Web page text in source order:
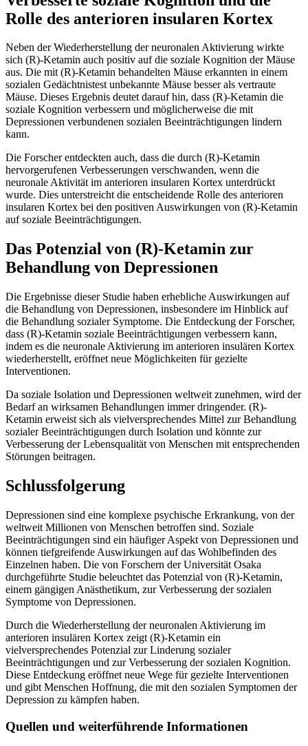
Rolle des anterioren insularen Kortex
Neben der Wiederherstellung der neuronalen Aktivierung wirkte
sich (R)-Ketamin auch positiv auf die soziale Kognition der Mäuse
aus. Die mit (R)-Ketamin behandelten Mäuse erkannten in einem
sozialen Gedächtnistest unbekannte Mäuse besser als vertraute
Mäuse. Dieses Ergebnis deutet darauf hin, dass (R)-Ketamin die
soziale Kognition verbessern und möglicherweise die mit
Depressionen verbundenen sozialen Beeinträchtigungen lindern
kann.
Die Forscher entdeckten auch, dass die durch (R)-Ketamin
hervorgerufenen Verbesserungen verschwanden, wenn die
neuronale Aktivität im anterioren insularen Kortex unterdrückt
wurde. Dies unterstreicht die entscheidende Rolle des anterioren
insularen Kortex bei den positiven Auswirkungen von (R)-Ketamin
auf soziale Beeinträchtigungen.
Das Potenzial von (R)-Ketamin zur
Behandlung von Depressionen
Die Ergebnisse dieser Studie haben erhebliche Auswirkungen auf
die Behandlung von Depressionen, insbesondere im Hinblick auf
die Behandlung sozialer Symptome. Die Entdeckung der Forscher,
dass (R)-Ketamin soziale Beeinträchtigungen verbessern kann,
indem es die neuronale Aktivierung im anterioren insulären Kortex
wiederherstellt, eröffnet neue Möglichkeiten für gezielte
Interventionen.
Da soziale Isolation und Depressionen weltweit zunehmen, wird der
Bedarf an wirksamen Behandlungen immer dringender. (R)-
Ketamin erweist sich als vielversprechendes Mittel zur Behandlung
sozialer Beeinträchtigungen durch Isolation und könnte zur
Verbesserung der Lebensqualität von Menschen mit entsprechenden
Störungen beitragen.
Schlussfolgerung
Depressionen sind eine komplexe psychische Erkrankung, von der
weltweit Millionen von Menschen betroffen sind. Soziale
Beeinträchtigungen sind ein häufiger Aspekt von Depressionen und
können tiefgreifende Auswirkungen auf das Wohlbefinden des
Einzelnen haben. Die von Forschern der Universität Osaka
durchgeführte Studie beleuchtet das Potenzial von (R)-Ketamin,
einem gängigen Anästhetikum, zur Verbesserung der sozialen
Symptome von Depressionen.
Durch die Wiederherstellung der neuronalen Aktivierung im
anterioren insulären Kortex zeigt (R)-Ketamin ein
vielversprechendes Potenzial zur Linderung sozialer
Beeinträchtigungen und zur Verbesserung der sozialen Kognition.
Diese Entdeckung eröffnet neue Wege für gezielte Interventionen
und gibt Menschen Hoffnung, die mit den sozialen Symptomen der
Depression zu kämpfen haben.
Quellen und weiterführende Informationen